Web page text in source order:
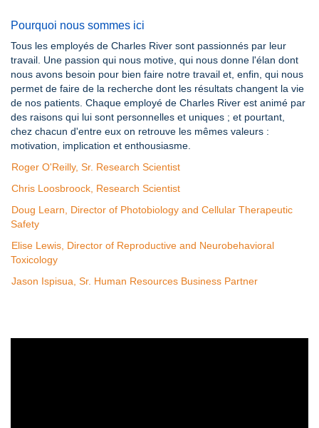
Pourquoi nous sommes ici
Tous les employés de Charles River sont passionnés par leur
travail. Une passion qui nous motive, qui nous donne l'élan dont
nous avons besoin pour bien faire notre travail et, enfin, qui nous
permet de faire de la recherche dont les résultats changent la vie
de nos patients. Chaque employé de Charles River est animé par
des raisons qui lui sont personnelles et uniques ; et pourtant,
chez chacun d'entre eux on retrouve les mêmes valeurs :
motivation, implication et enthousiasme.
Roger O'Reilly, Sr. Research Scientist
Chris Loosbroock, Research Scientist
Doug Learn, Director of Photobiology and Cellular Therapeutic
Safety
Elise Lewis, Director of Reproductive and Neurobehavioral
Toxicology
Jason Ispisua, Sr. Human Resources Business Partner